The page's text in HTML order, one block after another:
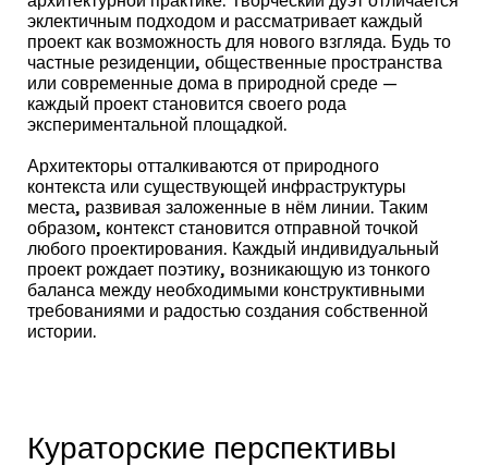
эклектичным подходом и рассматривает каждый
проект как возможность для нового взгляда. Будь то
частные резиденции, общественные пространства
или современные дома в природной среде —
каждый проект становится своего рода
экспериментальной площадкой.
Архитекторы отталкиваются от природного
контекста или существующей инфраструктуры
места, развивая заложенные в нём линии. Таким
образом, контекст становится отправной точкой
любого проектирования. Каждый индивидуальный
проект рождает поэтику, возникающую из тонкого
баланса между необходимыми конструктивными
требованиями и радостью создания собственной
истории.